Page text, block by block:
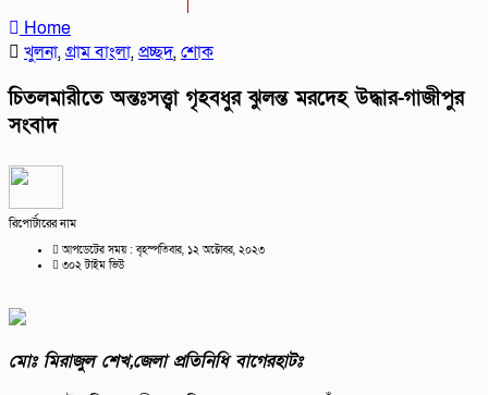
Home
খুলনা,গ্রাম বাংলা,প্রচ্ছদ,শোক
চিতলমারীতে অন্তঃসত্ত্বা গৃহবধুর ঝুলন্ত মরদেহ উদ্ধার-গাজীপুর
সংবাদ
রিপোর্টারের নাম
আপডেটের সময় : বৃহস্পতিবার, ১২ অক্টোবর, ২০২৩
৩০২ টাইম ভিউ
মোঃ মিরাজুল শেখ,জেলা প্রতিনিধি বাগেরহাটঃ